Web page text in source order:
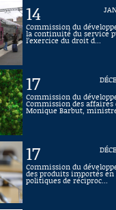
Connaissance,
14
Commission du
la continuité du service
l’exercice du droit d...
17
Commission du
Commission des
Monique Barbut,
17
Commission du
des produits importés en
politiques de réciproc...